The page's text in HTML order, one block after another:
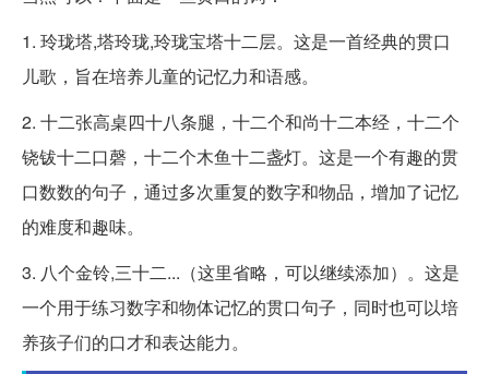
1. 玲珑塔,塔玲珑,玲珑宝塔十二层。这是一首经典的贯口
儿歌，旨在培养儿童的记忆力和语感。
2. 十二张高桌四十八条腿，十二个和尚十二本经，十二个
铙钹十二口磬，十二个木鱼十二盏灯。这是一个有趣的贯
口数数的句子，通过多次重复的数字和物品，增加了记忆
的难度和趣味。
3. 八个金铃,三十二...（这里省略，可以继续添加）。这是
一个用于练习数字和物体记忆的贯口句子，同时也可以培
养孩子们的口才和表达能力。